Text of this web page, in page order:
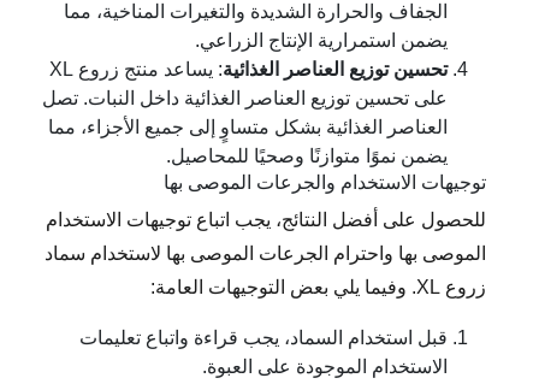
الجفاف والحرارة الشديدة والتغيرات المناخية، مما
يضمن استمرارية الإنتاج الزراعي.
تحسين توزيع العناصر الغذائية
: يساعد منتج زروع XL
على تحسين توزيع العناصر الغذائية داخل النبات. تصل
العناصر الغذائية بشكل متساوٍ إلى جميع الأجزاء، مما
يضمن نموًا متوازنًا وصحيًا للمحاصيل.
توجيهات الاستخدام والجرعات الموصى بها
للحصول على أفضل النتائج، يجب اتباع توجيهات الاستخدام
الموصى بها واحترام الجرعات الموصى بها لاستخدام سماد
زروع XL. وفيما يلي بعض التوجيهات العامة:
قبل استخدام السماد، يجب قراءة واتباع تعليمات
الاستخدام الموجودة على العبوة.